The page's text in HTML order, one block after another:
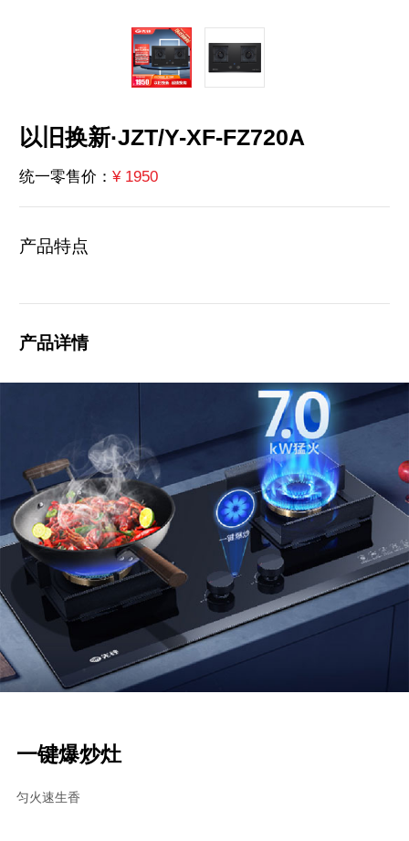
以旧换新·JZT/Y-XF-FZ720A
统一零售价： ¥ 1950
产品特点
产品详情
一键爆炒灶
匀火速生香